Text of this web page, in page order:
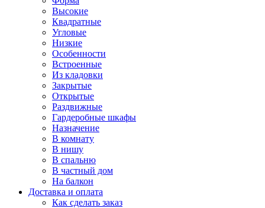
Высокие
Квадратные
Угловые
Низкие
Особенности
Встроенные
Из кладовки
Закрытые
Открытые
Раздвижные
Гардеробные шкафы
Назначение
В комнату
В нишу
В спальню
В частный дом
На балкон
Доставка и оплата
Как сделать заказ